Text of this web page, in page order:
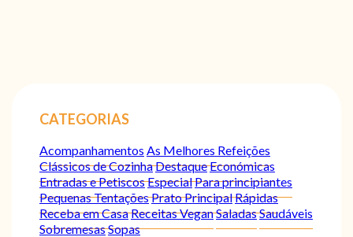
CATEGORIAS
Acompanhamentos As Melhores Refeições
Clássicos de CozinhaDestaqueEconómicas
Entradas e PetiscosEspecialPara principiantes
Pequenas TentaçõesPrato PrincipalRápidas
Receba em CasaReceitas VeganSaladasSaudáveis
SobremesasSopas